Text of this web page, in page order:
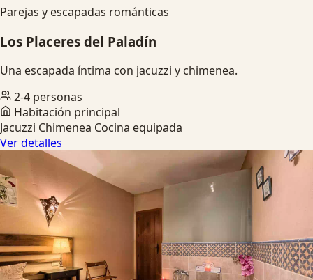
Parejas y escapadas románticas
Los Placeres del Paladín
Una escapada íntima con jacuzzi y chimenea.
2-4 personas
Habitación principal
Jacuzzi Chimenea Cocina equipada
Ver detalles